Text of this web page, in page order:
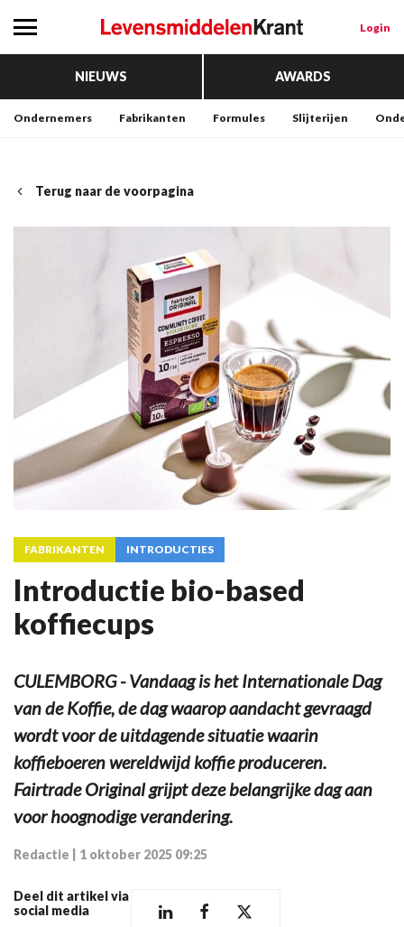
Login
NIEUWS AWARDS
Ondernemers Fabrikanten Formules Slijterijen
Terug naar de voorpagina
FABRIKANTEN INTRODUCTIES
Introductie bio-based
koffiecups
CULEMBORG - Vandaag is het Internationale Dag
van de Koffie, de dag waarop aandacht gevraagd
wordt voor de uitdagende situatie waarin
koffieboeren wereldwijd koffie produceren.
Fairtrade Original grijpt deze belangrijke dag aan
voor hoognodige verandering.
Redactie 1 oktober 2025 09:25
Deel dit artikel via
social media